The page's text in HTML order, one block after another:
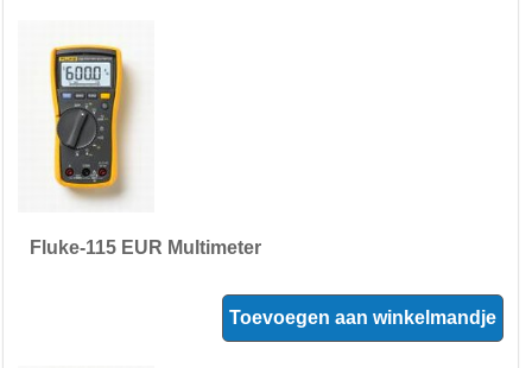
Fluke-115 EUR Multimeter
Toevoegen aan winkelmandje